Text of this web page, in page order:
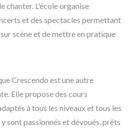
chanter. L'école organise
et des spectacles permettant
scène et de mettre en pratique
Crescendo est une autre
Elle propose des cours
à tous les niveaux et tous les
sont passionnés et dévoués, prêts